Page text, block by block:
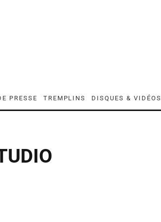
PRESSE TREMPLINS DISQUES & VIDÉOS